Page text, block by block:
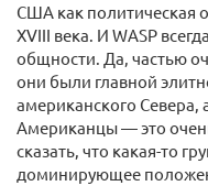
США как политическая
XVIII века. И WASP
общности. Да, частью
они были главной
американского
Американцы — это
сказать, что какая-то
доминирующее